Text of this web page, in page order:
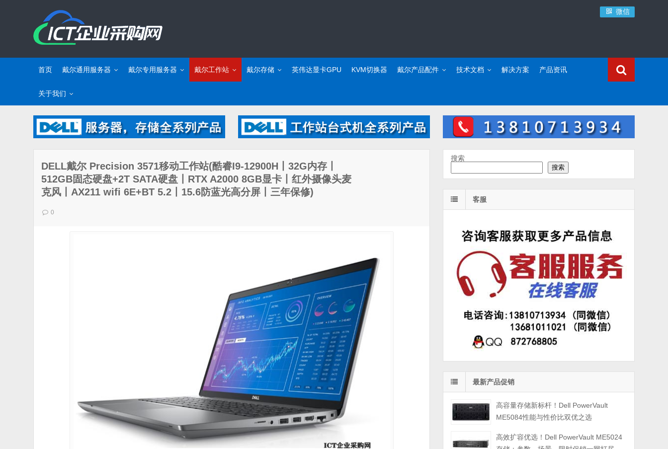
微信
首页 戴尔通用服务器 戴尔专用服务器 戴尔工作站 戴尔存储 英伟达显卡GPU KVM切换器 戴尔产品配件 技术文档 解决方案 产品资讯
关于我们
DELL戴尔 Precision 3571移动工作站(酷睿I9-12900H丨32G内存丨
512GB固态硬盘+2T SATA硬盘丨RTX A2000 8GB显卡丨红外摄像头麦
克风丨AX211 wifi 6E+BT 5.2丨15.6防蓝光高分屏丨三年保修)
0
搜索
搜索
客服
最新产品促销
高容量存储新标杆！Dell PowerVault
ME5084性能与性价比双优之选
高效扩容优选！Dell PowerVault ME5024